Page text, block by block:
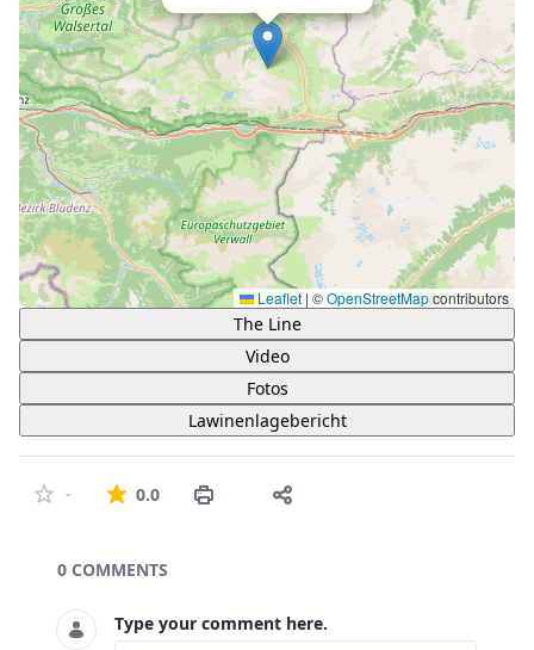
Leaflet | ©OpenStreetMapcontributors
The Line
Video
Fotos
Lawinenlagebericht
- 0.0The average rating is 0 stars out of 5.
Asset Publisher
0 COMMENTS
Type your comment here.